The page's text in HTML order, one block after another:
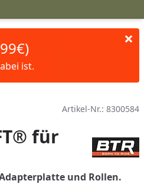
ist.
Artikel-Nr.: 8300584
für
und Rollen.